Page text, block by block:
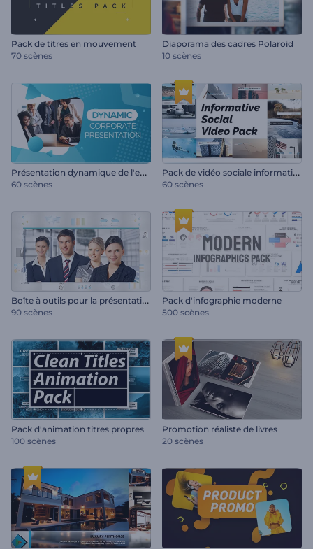
Pack de titres en mouvement
70 scènes
Diaporama des cadres Polaroid
10 scènes
P
résentation dynamique de l'entreprise
60 scènes
P
ack de vidéo sociale informative
60 scènes
B
oîte à outils pour la présentation de l'entreprise
90 scènes
Pack d'infographie moderne
500 scènes
Pack d'animation titres propres
100 scènes
Promotion réaliste de livres
20 scènes